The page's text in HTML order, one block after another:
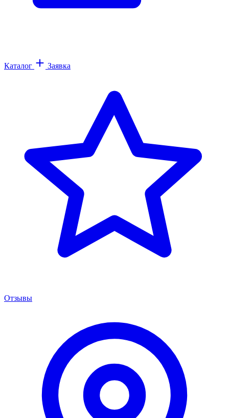
Каталог Заявка
Отзывы
Менеджер сервиса
Онлайн · отвечаем за 5 мин